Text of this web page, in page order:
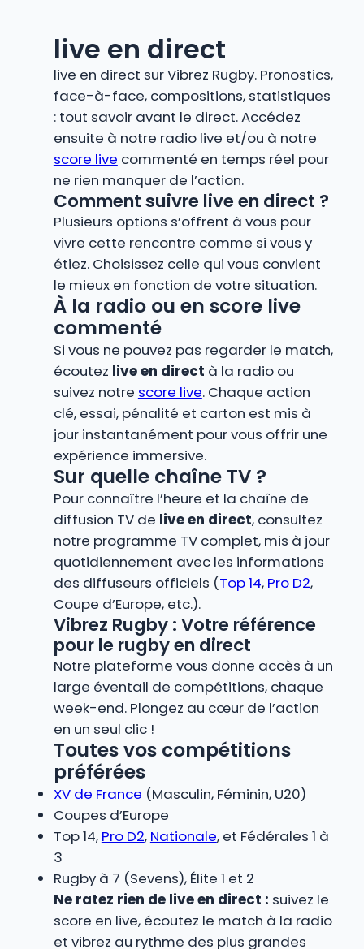
live en direct
live en direct sur Vibrez Rugby. Pronostics,
face-à-face, compositions, statistiques
: tout savoir avant le direct. Accédez
ensuite à notre radio live et/ou à notre
score live commenté en temps réel pour
ne rien manquer de l’action.
Comment suivre live en direct ?
Plusieurs options s’offrent à vous pour
vivre cette rencontre comme si vous y
étiez. Choisissez celle qui vous convient
le mieux en fonction de votre situation.
À la radio ou en score live
commenté
Si vous ne pouvez pas regarder le match,
écoutez live en direct à la radio ou
suivez notre score live. Chaque action
clé, essai, pénalité et carton est mis à
jour instantanément pour vous offrir une
expérience immersive.
Sur quelle chaîne TV ?
Pour connaître l’heure et la chaîne de
diffusion TV de live en direct, consultez
notre programme TV complet, mis à jour
quotidiennement avec les informations
des diffuseurs officiels (Top 14, Pro D2,
Coupe d’Europe, etc.).
Vibrez Rugby : Votre référence
pour le rugby en direct
Notre plateforme vous donne accès à un
large éventail de compétitions, chaque
week-end. Plongez au cœur de l’action
en un seul clic !
Toutes vos compétitions
préférées
XV de France (Masculin, Féminin, U20)
Coupes d’Europe
Top 14, Pro D2, Nationale, et Fédérales 1 à
3
Rugby à 7 (Sevens), Élite 1 et 2
Ne ratez rien de live en direct : suivez le
score en live, écoutez le match à la radio
et vibrez au rythme des plus grandes